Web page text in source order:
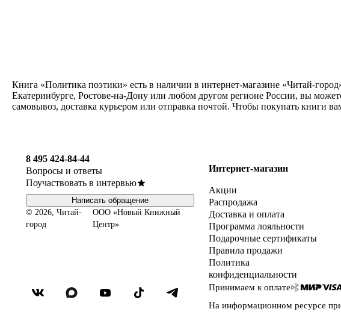
Книга «Политика поэтики» есть в наличии в интернет-магазине «Читай-
Екатеринбурге, Ростове-на-Дону или любом другом регионе России, вы
самовывоз, доставка курьером или отправка почтой. Чтобы покупать книги
8 495 424-84-44
Вопросы и ответы
Поучаствовать в интервью
Написать обращение
© 2026, Читай-
город
ООО «Новый Книжный
Центр»
Интернет-магазин
Акции
Распродажа
Доставка и оплата
Программа лояльности
Подарочные сертификаты
Правила продажи
Политика
конфиденциальности
Принимаем к оплате
На информационном ресурсе